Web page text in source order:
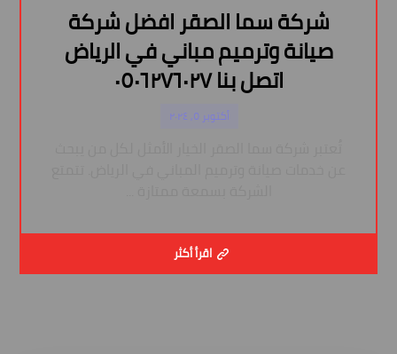
شركة سما الصقر افضل شركة
صيانة وترميم مباني في الرياض
اتصل بنا ٠٥٠٦٢٧٦٠٢٧
أكتوبر ٥, ٢٠٢٤
اقرأ أكثر